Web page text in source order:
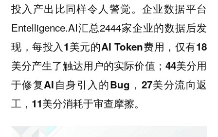
投入产出比同样令人警觉。企业数据平台
Entelligence.AI汇总2444家企业的数据后发
现，每投入1美元的AI Token费用，仅有18
美分产生了触达用户的实际价值；44美分用
于修复AI自身引入的Bug，27美分流向返
工，11美分消耗于审查摩擦。